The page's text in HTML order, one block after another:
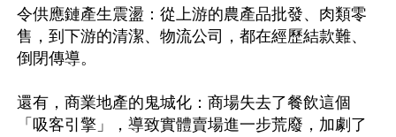
令供應鏈產生震盪：從上游的農產品批發、肉類零
售，到下游的清潔、物流公司，都在經歷結款難、
倒閉傳導。
還有，商業地產的鬼城化：商場失去了餐飲這個
「吸客引擎」，導致實體賣場進一步荒廢，加劇了